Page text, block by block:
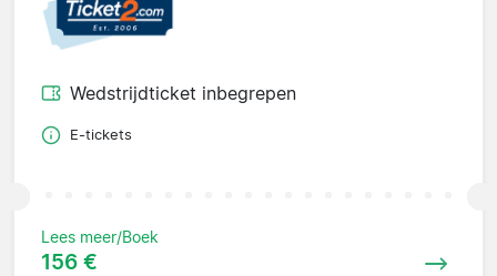
Wedstrijdticket inbegrepen
E-tickets
Lees meer/Boek
156 €